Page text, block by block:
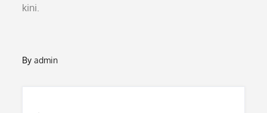
kini.
Byadmin